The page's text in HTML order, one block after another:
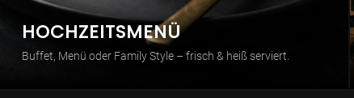
HOCHZEITSMENÜ
Buffet, Menü oder Family Style – frisch & heiß serviert.